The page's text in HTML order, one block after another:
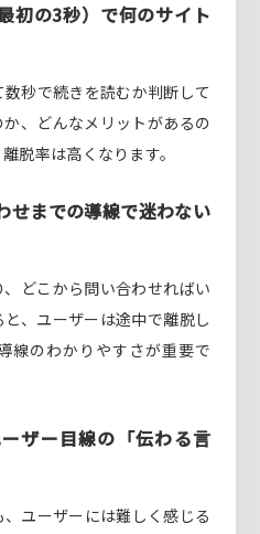
初の3秒）で何のサイト
秒で続きを読むか判断して
、どんなメリットがあるの
脱率は高くなります。
せまでの導線で迷わない
どこから問い合わせればい
、ユーザーは途中で離脱し
線のわかりやすさが重要で
ザー目線の「伝わる言
ユーザーには難しく感じる